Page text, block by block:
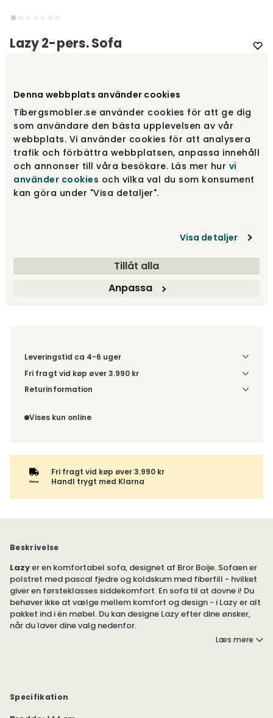
Denna webbplats använder cookies
Tibergsmobler.se använder cookies för att ge dig
som användare den bästa upplevelsen av vår
webbplats. Vi använder cookies för att analysera
trafik och förbättra webbplatsen, anpassa innehåll
och annonser till våra besökare. Läs mer hur vi
använder cookies och vilka val du som konsument
kan göra under "Visa detaljer".
Visa detaljer
Tillåt alla
Anpassa
Lazy 2-pers. Sofa
Design dit produkt
Træf dine valg
Anbefalede tilvalg
Anbefalede tilvalg
Træf dine valg
Fri fragt vid køp øver 3.990 kr
Leveringstid ca 4-6 uger
Fri fragt vid køp øver 3.990 kr
Vælg udførelse via “Træf dine valg” for at se
Returinformation
fortrydelsesret.
Vises kun online
Fri fragt vid køp øver 3.990 kr
Handl trygt med Klarna
Beskrivelse
Lazyer en komfortabel sofa, designet af Bror Boije. Sofaen er
polstret med pascal fjedre og koldskum med fiberfill - hvilket
giver en førsteklasses siddekomfort. En sofa til at dovne i! Du
behøver ikke at vælge mellem komfort og design - i Lazy er alt
pakket ind i én møbel. Du kan designe Lazy efter dine ønsker,
når du laver dine valg nedenfor.
Læs mere
Specifikation